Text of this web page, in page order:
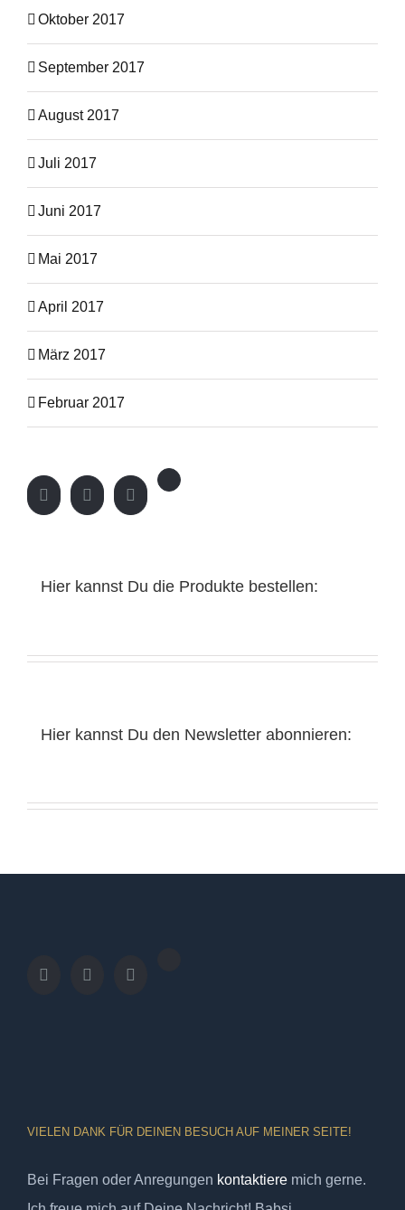
Oktober 2017
September 2017
August 2017
Juli 2017
Juni 2017
Mai 2017
April 2017
März 2017
Februar 2017
Hier kannst Du die Produkte bestellen:
Hier kannst Du den Newsletter abonnieren:
VIELEN DANK FÜR DEINEN BESUCH AUF MEINER SEITE!
Bei Fragen oder Anregungen kontaktiere mich gerne.